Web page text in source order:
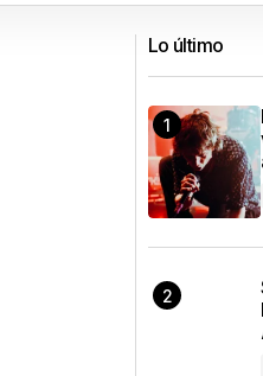
orquestal
Lo último